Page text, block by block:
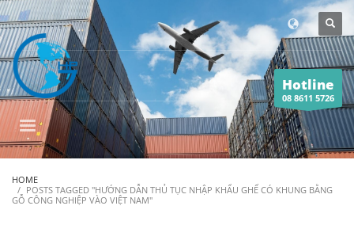
Hotline
08 8611 5726
HOME
POSTS TAGGED "HƯỚNG DẪN THỦ TỤC NHẬP KHẨU GHẾ CÓ KHUNG BẰNG
GỖ CÔNG NGHIỆP VÀO VIỆT NAM"